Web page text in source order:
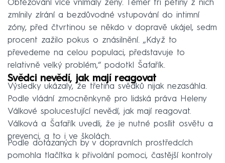
Obtěžování více vnímaly ženy. Téměř tři pětiny z nich
zmínily zírání a bezdůvodné vstupování do intimní
zóny, před čtvrtinou se někdo v dopravě ukájel, sedm
procent zažilo pokus o znásilnění. „Když to
převedeme na celou populaci, představuje to
relativně velký problém,“ podotkl Šafařík.
Svědci nevědí, jak mají reagovat
Výsledky ukázaly, že třetina svědků nijak nezasáhla.
Podle vládní zmocněnkyně pro lidská práva Heleny
Válkové spolucestující nevědí, jak mají reagovat.
Válková a Šafařík uvedli, že je nutné posílit osvětu a
prevenci, a to i ve školách.
Podle dotázaných by v dopravních prostředcích
pomohla tlačítka k přivolání pomoci, častější kontroly